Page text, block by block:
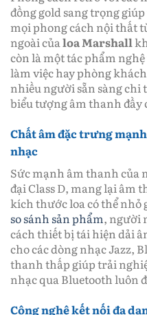
đồng gold sang trọng
mọi phong cách nội thất
ngoài củaloa Marshall
còn là một tác phẩm
làm việc hay phòng
nhiều người sẵn sàng chi
biểu tượng âm thanh đầy
Chất âm đặc trưng
nhạc
Sức mạnh âm thanh của
đại Class D, mang lại âm
kích thước loa có thể nhỏ
so sánh sản phẩm, người
cách thiết bị tái hiện dải
cho các dòng nhạc Jazz,
thanh thấp giúp trải
nhạc qua Bluetooth luôn
Công nghệ kết nối đa